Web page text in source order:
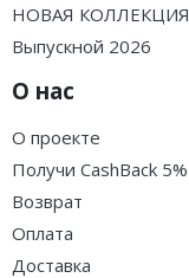
НОВАЯ КОЛЛЕКЦИЯ
Выпускной 2026
О нас
О проекте
Получи CashBack 5%
Возврат
Оплата
Доставка